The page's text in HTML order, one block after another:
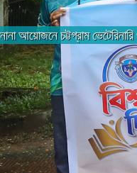
সিভাসু’র ২০২৫-২০২৬Previous